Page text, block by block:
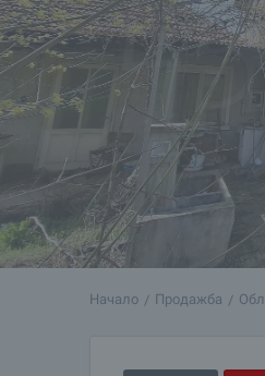
Начало Продажба